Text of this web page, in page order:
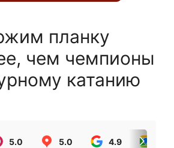
планку
чем чемпионы
катанию
5.0 5.0 4.9